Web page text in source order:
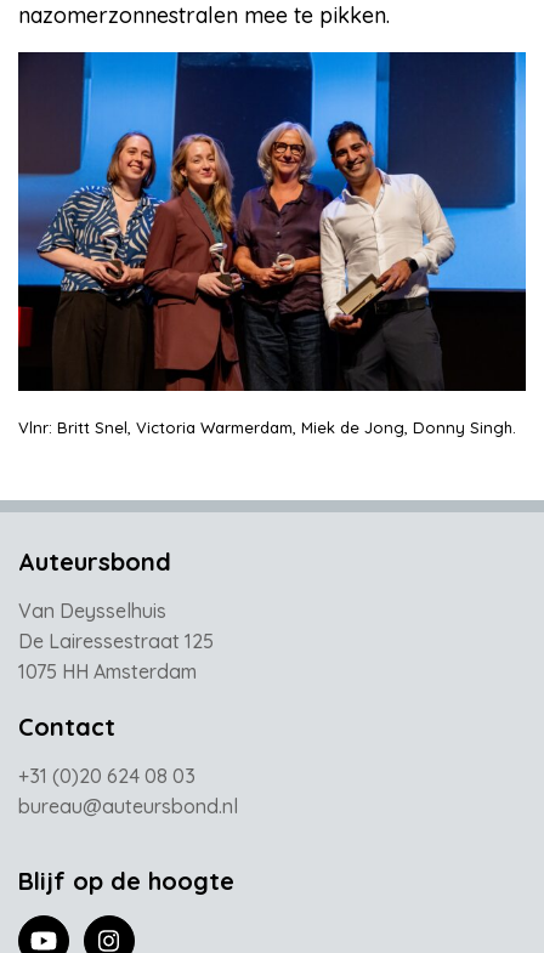
nazomerzonnestralen mee te pikken.
Vlnr: Britt Snel, Victoria Warmerdam, Miek de Jong, Donny Singh.
Auteursbond
Van Deysselhuis
De Lairessestraat 125
1075 HH Amsterdam
Contact
+31 (0)20 624 08 03
bureau@auteursbond.nl
Blijf op de hoogte